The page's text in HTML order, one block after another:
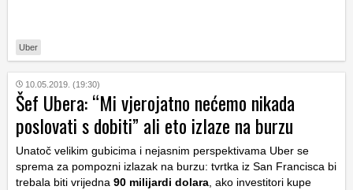
Uber
10.05.2019. (19:30)
Šef Ubera: “Mi vjerojatno nećemo nikada
poslovati s dobiti” ali eto izlaze na burzu
Unatoč velikim gubicima i nejasnim perspektivama Uber se
sprema za pompozni izlazak na burzu: tvrtka iz San Francisca bi
trebala biti vrijedna 90 milijardi dolara , ako investitori kupe